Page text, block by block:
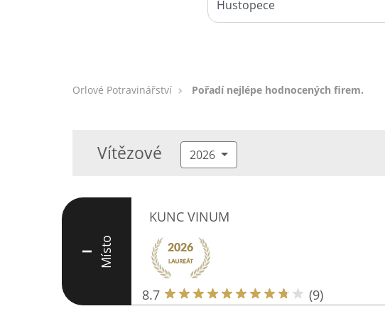
Orlové Potravinářství Pořadí nejlépe hodnocených firem.
Vítězové 2026
I Místo
KUNC VINUM
8.7 (9)